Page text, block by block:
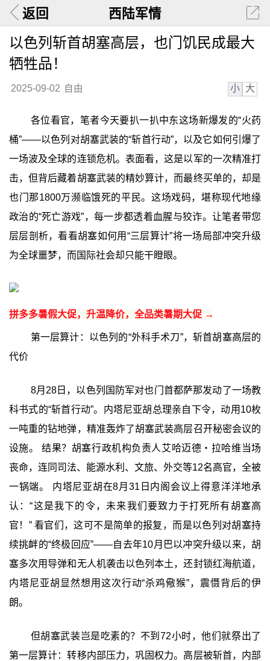
返回 西陆军情
以色列斩首胡塞高层，也门饥民成最大
牺牲品！
2025-09-02 自由 小 大
各位看官，笔者今天要扒一扒中东这场新爆发的“火药
桶”——以色列对胡塞武装的“斩首行动”，以及它如何引爆了
一场波及全球的连锁危机。表面看，这是以军的一次精准打
击，但背后藏着胡塞武装的精妙算计，而最终买单的，却是
也门那1800万濒临饿死的平民。这场戏码，堪称现代地缘
政治的“死亡游戏”，每一步都透着血腥与狡诈。让笔者带您
层层剖析，看看胡塞如何用“三层算计”将一场局部冲突升级
为全球噩梦，而国际社会却只能干瞪眼。
拼多多暑假大促，升温降价，全品类暑期大促 →
第一层算计：以色列的“外科手术刀”，斩首胡塞高层的
代价
8月28日，以色列国防军对也门首都萨那发动了一场教
科书式的“斩首行动”。内塔尼亚胡总理亲自下令，动用10枚
一吨重的钻地弹，精准轰炸了胡塞武装高层召开秘密会议的
设施。 结果？胡塞行政机构负责人艾哈迈德・拉哈维当场
丧命，连同司法、能源水利、文旅、外交等12名高官，全被
一锅端。 内塔尼亚胡在8月31日内阁会议上得意洋洋地承
认：“这是我下的令，未来我们要致力于打死所有胡塞高
官！” 看官们，这可不是简单的报复，而是以色列对胡塞持
续挑衅的“终极回应”——自去年10月巴以冲突升级以来，胡
塞多次用导弹和无人机袭击以色列本土，还封锁红海航道，
内塔尼亚胡显然想用这次行动“杀鸡儆猴”，震慑背后的伊
朗。
但胡塞武装岂是吃素的？不到72小时，他们就祭出了
第一层算计：转移内部压力，巩固权力。高层被斩首，内部